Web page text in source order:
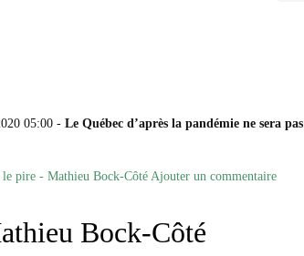
05:00 - Le Québec d’après la pandémie ne sera pas
pire - Mathieu Bock-Côté Ajouter un commentaire
Bock-Côté